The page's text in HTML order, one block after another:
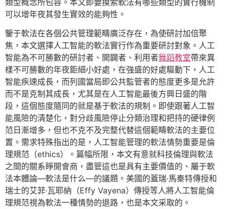
可以增年夜其發生實效的能夠性。
鑒于軟法在各個公共管理範疇廣泛存在，為使研討加倍聚
焦，本文選擇人工智能的軟法實行作為重要研討對象。人工
智能為不可勝數的研討者、開闢者、利用者舞蹈教室帶來異
樣不可勝數的年夜鉅細小好處，在強盛的好處驅動下，人工
智能疾速成長，而列國當局即公共監管者的態度更多是允許
而不是克制其成長，尤其是在人工智能最後方興日盛的階
段，這個態度隨同的就是基于軟法的規制。即使跟著人工智
能風險的清楚化，對分歧風險停止分類治理和把持的硬律例
范日漸增多，但也不克不及完整代替這個範疇軟法的主要位
置。需求特殊指出的是，人工智能管理的軟法情勢重要是倫
理規范（ethics）。篇幅所限，本文有意就科技倫理與軟法
之間的關系睜開會商，盡管這也是具有主要價值的、屬于軟
法本體論—軟法是什么—的議題。美國的蓋瑞·馬秦特傳授和
瑞士的艾菲·瓦耶納（Effy Vayena）傳授等人將人工智能倫
理規范視為軟法一種情勢的退路，也是本文采取的。